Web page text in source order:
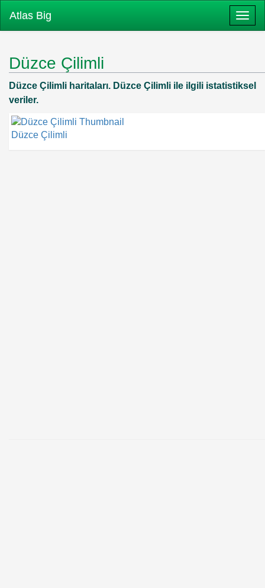
Atlas Big
Düzce Çilimli
Düzce Çilimli haritaları. Düzce Çilimli ile ilgili istatistiksel
veriler.
Düzce Çilimli